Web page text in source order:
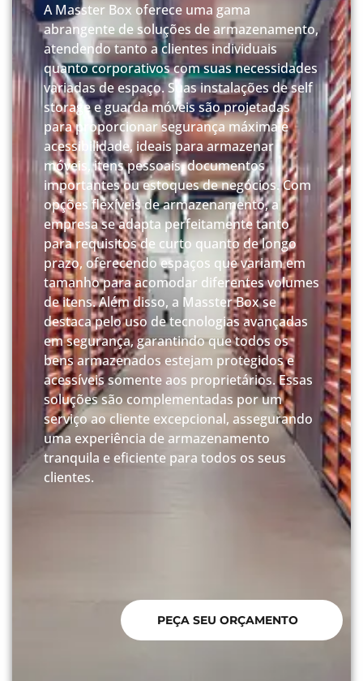
A Masster Box oferece uma gama
abrangente de soluções de armazenamento,
atendendo tanto a clientes individuais
quanto corporativos com suas necessidades
variadas de espaço. Suas instalações de self
storage e guarda móveis são projetadas
para proporcionar segurança máxima e
acessibilidade, ideais para armazenar
móveis, itens pessoais, documentos
importantes ou estoques de negócios. Com
opções flexíveis de armazenamento, a
empresa se adapta perfeitamente tanto
para requisitos de curto quanto de longo
prazo, oferecendo espaços que variam em
tamanho para acomodar diferentes volumes
de itens. Além disso, a Masster Box se
destaca pelo uso de tecnologias avançadas
em segurança, garantindo que todos os
bens armazenados estejam protegidos e
acessíveis somente aos proprietários. Essas
soluções são complementadas por um
serviço ao cliente excepcional, assegurando
uma experiência de armazenamento
tranquila e eficiente para todos os seus
clientes.
PEÇA SEU ORÇAMENTO